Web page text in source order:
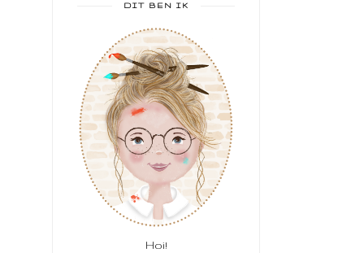
DIT BEN IK
Hoi!